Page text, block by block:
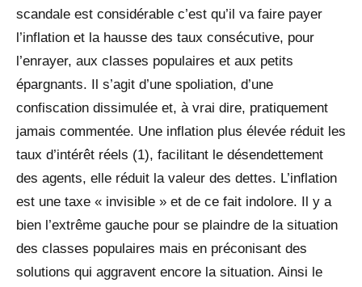
scandale est considérable c’est qu’il va faire payer
l’inflation et la hausse des taux consécutive, pour
l’enrayer, aux classes populaires et aux petits
épargnants. Il s’agit d’une spoliation, d’une
confiscation dissimulée et, à vrai dire, pratiquement
jamais commentée. Une inflation plus élevée réduit les
taux d’intérêt réels (1), facilitant le désendettement
des agents, elle réduit la valeur des dettes. L’inflation
est une taxe « invisible » et de ce fait indolore. Il y a
bien l’extrême gauche pour se plaindre de la situation
des classes populaires mais en préconisant des
solutions qui aggravent encore la situation. Ainsi le